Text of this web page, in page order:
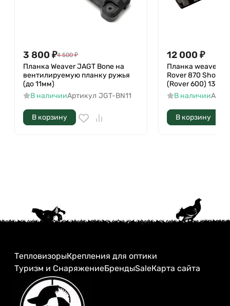
3 800 ₽4 500 ₽
Планка Weaver JAGT Bone на
вентилируемую планку ружья
(до 11мм)
В наличииАртикул JGT-BN11
В корзину
12 000 ₽
Планка weaver
Rover 870 Short
(Rover 600)
В наличии
В корзину
ТепловизорыКрепления для оптики
Туризм и СнаряжениеБрендыSaleКарта сайта